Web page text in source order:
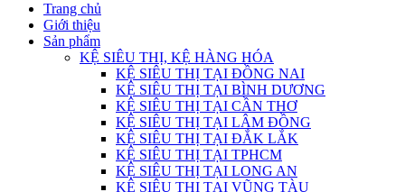
Trang chủ
Giới thiệu
Sản phẩm
KỆ SIÊU THỊ, KỆ HÀNG HÓA
KỆ SIÊU THỊ TẠI ĐỒNG NAI
KỆ SIÊU THỊ TẠI BÌNH DƯƠNG
KỆ SIÊU THỊ TẠI CẦN THƠ
KỆ SIÊU THỊ TẠI LÂM ĐỒNG
KỆ SIÊU THỊ TẠI ĐẮK LẮK
KỆ SIÊU THỊ TẠI TPHCM
KỆ SIÊU THỊ TẠI LONG AN
KỆ SIÊU THỊ TẠI VŨNG TÀU